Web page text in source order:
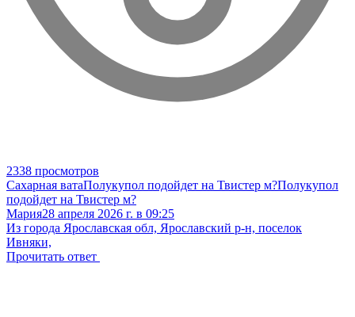
2338 просмотров
Сахарная ватаПолукупол подойдет на Твистер м?Полукупол
подойдет на Твистер м?
Мария28 апреля 2026 г. в 09:25
Из города Ярославская обл, Ярославский р-н, поселок
Ивняки,
Прочитать ответ